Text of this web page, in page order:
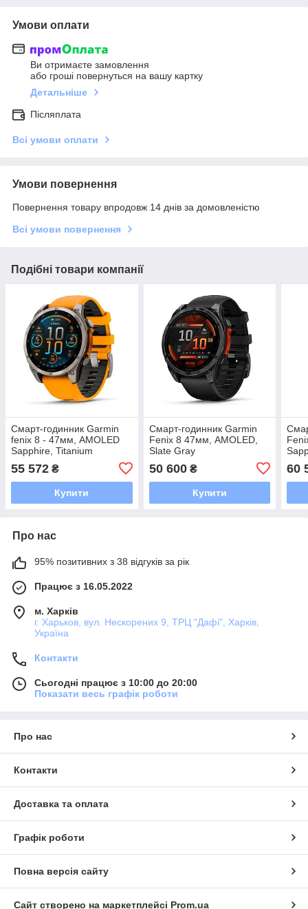
Умови оплати
Ви отримаєте замовлення
або гроші повернуться на вашу картку
Детальніше
Післяплата
Всі умови оплати
Умови повернення
Повернення товару впродовж 14 днів за домовленістю
Всі умови повернення
Подібні товари компанії
Смарт-годинник Garmin
fenix 8 - 47мм, AMOLED
Sapphire, Titanium
55 572 ₴
Купити
Смарт-годинник Garmin
Fenix 8 47мм, AMOLED,
Slate Gray
50 600₴
Купити
60
Про нас
95% позитивних з 38 відгуків за рік
Працює з 16.05.2022
м. Харків
г. Харьков, вул. Нескорених 9, ТРЦ "Дафі", Харків,
Україна
Контакти
Сьогодні працює з 10:00 до 20:00
Показати весь графік роботи
Про нас
Контакти
Доставка та оплата
Графік роботи
Повна версія сайту
Сайт створено на маркетплейсі Prom.ua